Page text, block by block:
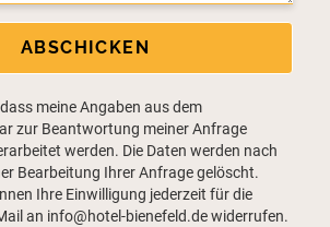
ABSCHICKEN
meine Angaben aus dem
zur Beantwortung meiner Anfrage
werden. Die Daten werden nach
Bearbeitung Ihrer Anfrage gelöscht.
Ihre Einwilligung jederzeit für die
an info@hotel-bienefeld.de widerrufen.